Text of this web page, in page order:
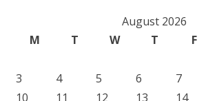
August 2026
M
T W T F
3
4 5 6 7
10
11 12 13 14